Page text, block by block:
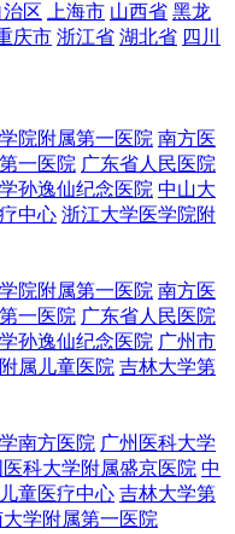
区 上海市 山西省 黑龙
庆市 浙江省 湖北省 四川
院附属第一医院 南方医
一医院 广东省人民医院
孙逸仙纪念医院 中山大
中心 浙江大学医学院附
院附属第一医院 南方医
一医院 广东省人民医院
孙逸仙纪念医院 广州市
属儿童医院 吉林大学第
南方医院 广州医科大学
科大学附属盛京医院 中
童医疗中心 吉林大学第
学附属第一医院